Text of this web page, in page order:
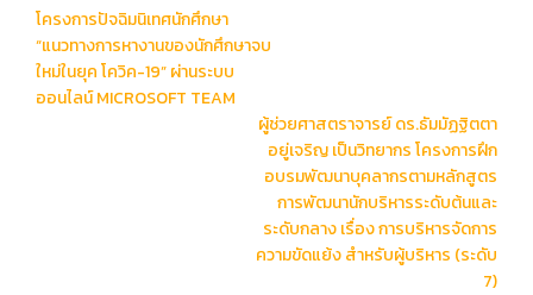
Post
navigation
โครงการปัจฉิมนิเทศนักศึกษา
“แนวทางการหางานของนักศึกษาจบ
ใหม่ในยุค โควิค-19” ผ่านระบบ
ออนไลน์ MICROSOFT TEAM
ผู้ช่วยศาสตราจารย์ ดร.ธัมมัฏฐิตตา
อยู่เจริญ เป็นวิทยากร โครงการฝึก
อบรมพัฒนาบุคลากรตามหลักสูตร
การพัฒนานักบริหารระดับต้นและ
ระดับกลาง เรื่อง การบริหารจัดการ
ความขัดแย้ง สำหรับผู้บริหาร (ระดับ
7)